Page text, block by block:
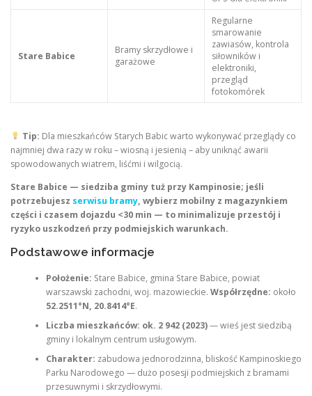
Stare Babice
Bramy skrzydłowe i
garażowe
Regularne
smarowanie
zawiasów, kontrola
siłowników i
elektroniki,
przegląd
fotokomórek
Tip: Dla mieszkańców Starych Babic warto wykonywać przeglądy co
najmniej dwa razy w roku – wiosną i jesienią – aby uniknąć awarii
spowodowanych wiatrem, liśćmi i wilgocią.
Stare Babice — siedziba gminy tuż przy Kampinosie; jeśli
potrzebujesz serwisu bramy, wybierz mobilny z magazynkiem
części i czasem dojazdu <30 min — to minimalizuje przestój i
ryzyko uszkodzeń przy podmiejskich warunkach.
Podstawowe informacje
Położenie: Stare Babice, gmina Stare Babice, powiat
warszawski zachodni, woj. mazowieckie. Współrzędne: około
52.2511°N, 20.8414°E.
Liczba mieszkańców: ok. 2 942 (2023)— wieś jest siedzibą
gminy i lokalnym centrum usługowym.
Charakter: zabudowa jednorodzinna, bliskość Kampinoskiego
Parku Narodowego — dużo posesji podmiejskich z bramami
przesuwnymi i skrzydłowymi.